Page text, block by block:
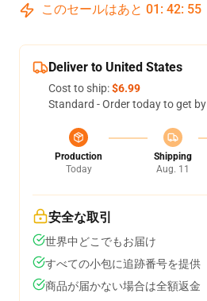
このセールはあと 01 : 42: 55
Deliver to United States
Cost to ship:$6.99
Standard - Order today to get by
Production
Today
Shipping
Aug. 11
安全な取引
世界中どこでもお届け
すべての小包に追跡番号を提供
商品が届かない場合は全額返金